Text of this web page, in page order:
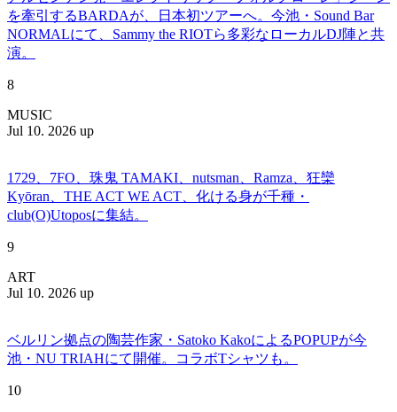
を牽引するBARDAが、日本初ツアーへ。今池・Sound Bar
NORMALにて、Sammy the RIOTら多彩なローカルDJ陣と共
演。
8
MUSIC
Jul 10. 2026 up
1729、7FO、珠鬼 TAMAKI、nutsman、Ramza、狂欒
Kyōran、THE ACT WE ACT、化ける身が千種・
club(O)Utoposに集結。
9
ART
Jul 10. 2026 up
ベルリン拠点の陶芸作家・Satoko KakoによるPOPUPが今
池・NU TRIAHにて開催。コラボTシャツも。
10